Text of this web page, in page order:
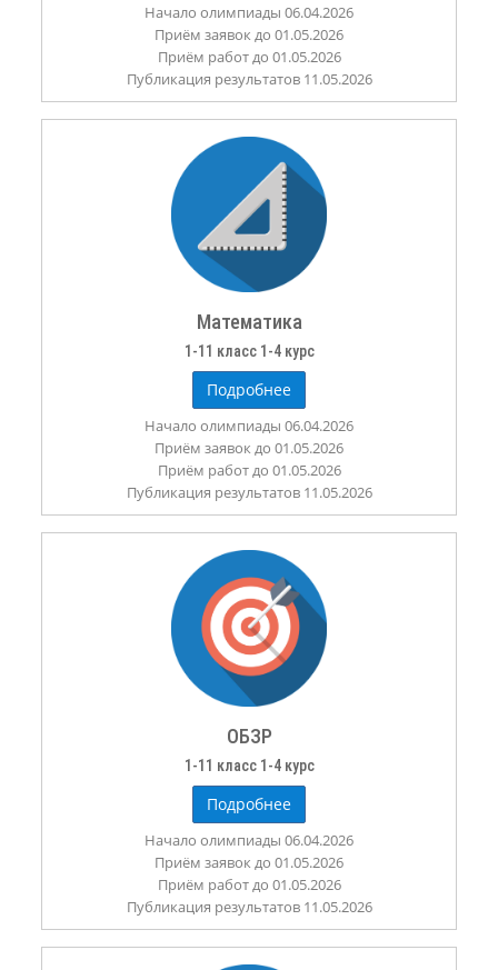
Начало олимпиады 06.04.2026
Приём заявок до 01.05.2026
Приём работ до 01.05.2026
Публикация результатов 11.05.2026
Математика
1-11 класс 1-4 курс
Подробнее
Начало олимпиады 06.04.2026
Приём заявок до 01.05.2026
Приём работ до 01.05.2026
Публикация результатов 11.05.2026
ОБЗР
1-11 класс 1-4 курс
Подробнее
Начало олимпиады 06.04.2026
Приём заявок до 01.05.2026
Приём работ до 01.05.2026
Публикация результатов 11.05.2026